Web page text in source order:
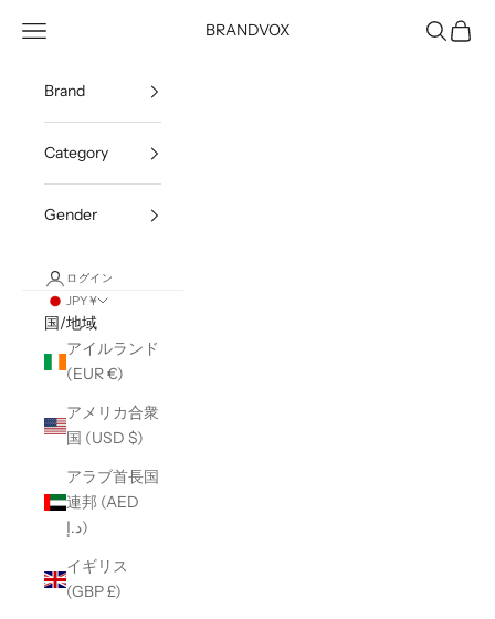
BRANDVOX
メニューを開く 検索を開
カー
Brand
Category
Gender
ログイン
JPY ¥
国/地域
アイルランド
(EUR €)
アメリカ合衆
国 (USD $)
アラブ首長国
連邦 (AED
د.إ)
イギリス
(GBP £)